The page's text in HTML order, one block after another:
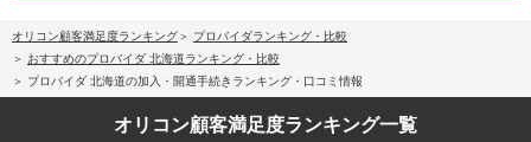
オリコン顧客満足度ランキング
プロバイダランキング・比較
おすすめのプロバイダ 北海道ランキング・比較
プロバイダ 北海道の加入・開通手続きランキング・口コミ情報
オリコン顧客満足度ランキング一覧